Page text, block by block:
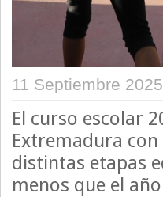
11 Septiembre
El curso escolar
Extremadura
distintas etapas
menos que el